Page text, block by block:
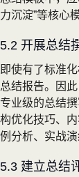
力沉淀”等核心
5.2 开展总结
即使有了标准
总结报告。因
专业级的总结
构优化技巧、
例分析、实战
5.3 建立总结